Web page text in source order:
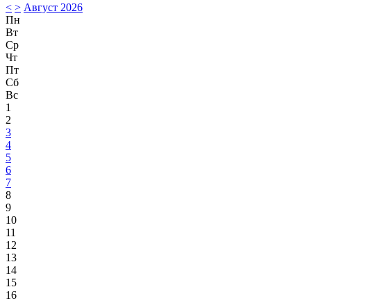
< > Август 2026
Пн
Вт
Ср
Чт
Пт
Сб
Вс
1
2
3
4
5
6
7
8
9
10
11
12
13
14
15
16